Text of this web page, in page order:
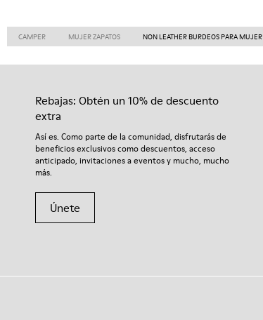
CAMPER MUJER ZAPATOS NON LEATHER BURDEOS PARA MUJER
Rebajas: Obtén un 10% de descuento
extra
Así es. Como parte de la comunidad, disfrutarás de
beneficios exclusivos como descuentos, acceso
anticipado, invitaciones a eventos y mucho, mucho
más.
Únete